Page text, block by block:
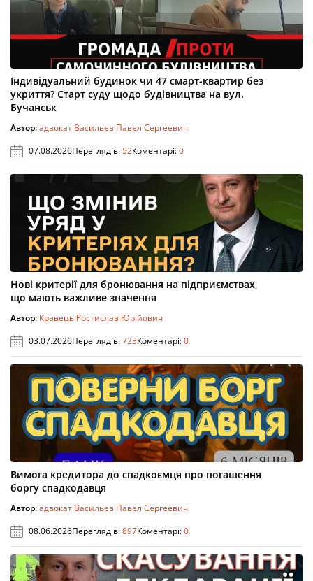
Індивідуальний будинок чи 47 смарт-квартир без
укриття? Старт суду щодо будівництва на вул.
Бучанськ
Автор:адвокат Васильев Павел Сергеевич
07.08.2026Переглядів:52Коментарі:0
Нові критерії для бронювання на підприємствах,
що мають важливе значення
Автор: Кравець Ростислав Юрійович
03.07.2026Переглядів:723Коментарі:0
Вимога кредитора до спадкоємця про погашення
боргу спадкодавця
Автор:адвокат Васильев Павел Сергеевич
08.06.2026Переглядів:897Коментарі:0